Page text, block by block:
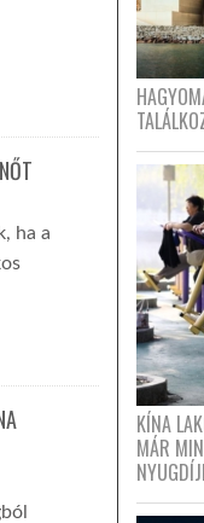
ha a
KÍNA
MÁR